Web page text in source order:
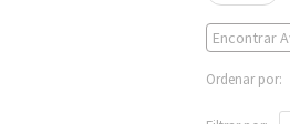
Ordenar por: